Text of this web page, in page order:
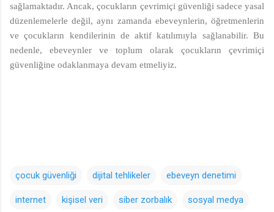
sağlamaktadır. Ancak, çocukların çevrimiçi güvenliği sadece yasal
düzenlemelerle değil, aynı zamanda ebeveynlerin, öğretmenlerin
ve çocukların kendilerinin de aktif katılımıyla sağlanabilir. Bu
nedenle, ebeveynler ve toplum olarak çocukların çevrimiçi
güvenliğine odaklanmaya devam etmeliyiz.
çocuk güvenliği dijital tehlikeler ebeveyn denetimi
internet kişisel veri siber zorbalık sosyal medya